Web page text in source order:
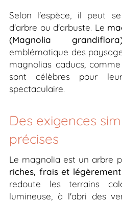
Selon l'espèce, il peut
d'arbre ou d'arbuste. Le
(Magnolia grandiflora
emblématique des
magnolias caducs, comme
sont célèbres pour
spectaculaire.
Des exigences
précises
Le magnolia est un arbre
riches, frais et
redoute les terrains
lumineuse, à l'abri des